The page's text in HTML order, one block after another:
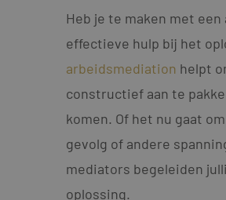
Heb je te maken met een
effectieve hulp bij het
arbeidsmediation helpt
constructief aan te
komen. Of het nu gaat
gevolg of andere
mediators begeleiden
oplossing.